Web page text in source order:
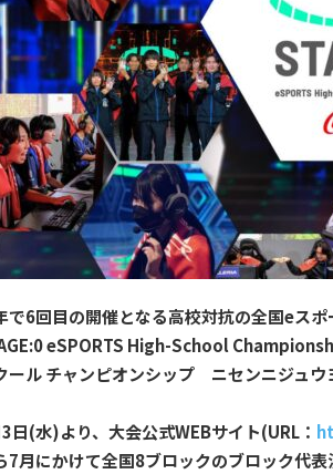
で6回目の開催となる高校対抗の全国eス
eSPORTS High-School
ール チャンピオンシップ ニセンニジュウ
日(水)より、大会公式WEBサイト(URL：
7月にかけて全国8ブロックのブロック代